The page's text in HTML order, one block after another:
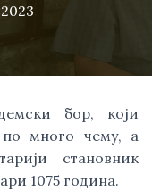
бор, који
по много чему, а
становник
1075 година.